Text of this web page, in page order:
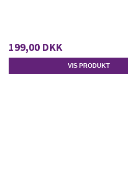
199,00 DKK
VIS PRODUKT